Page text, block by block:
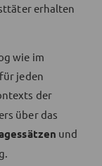
erhalten
wie im
jeden
der
über das
und